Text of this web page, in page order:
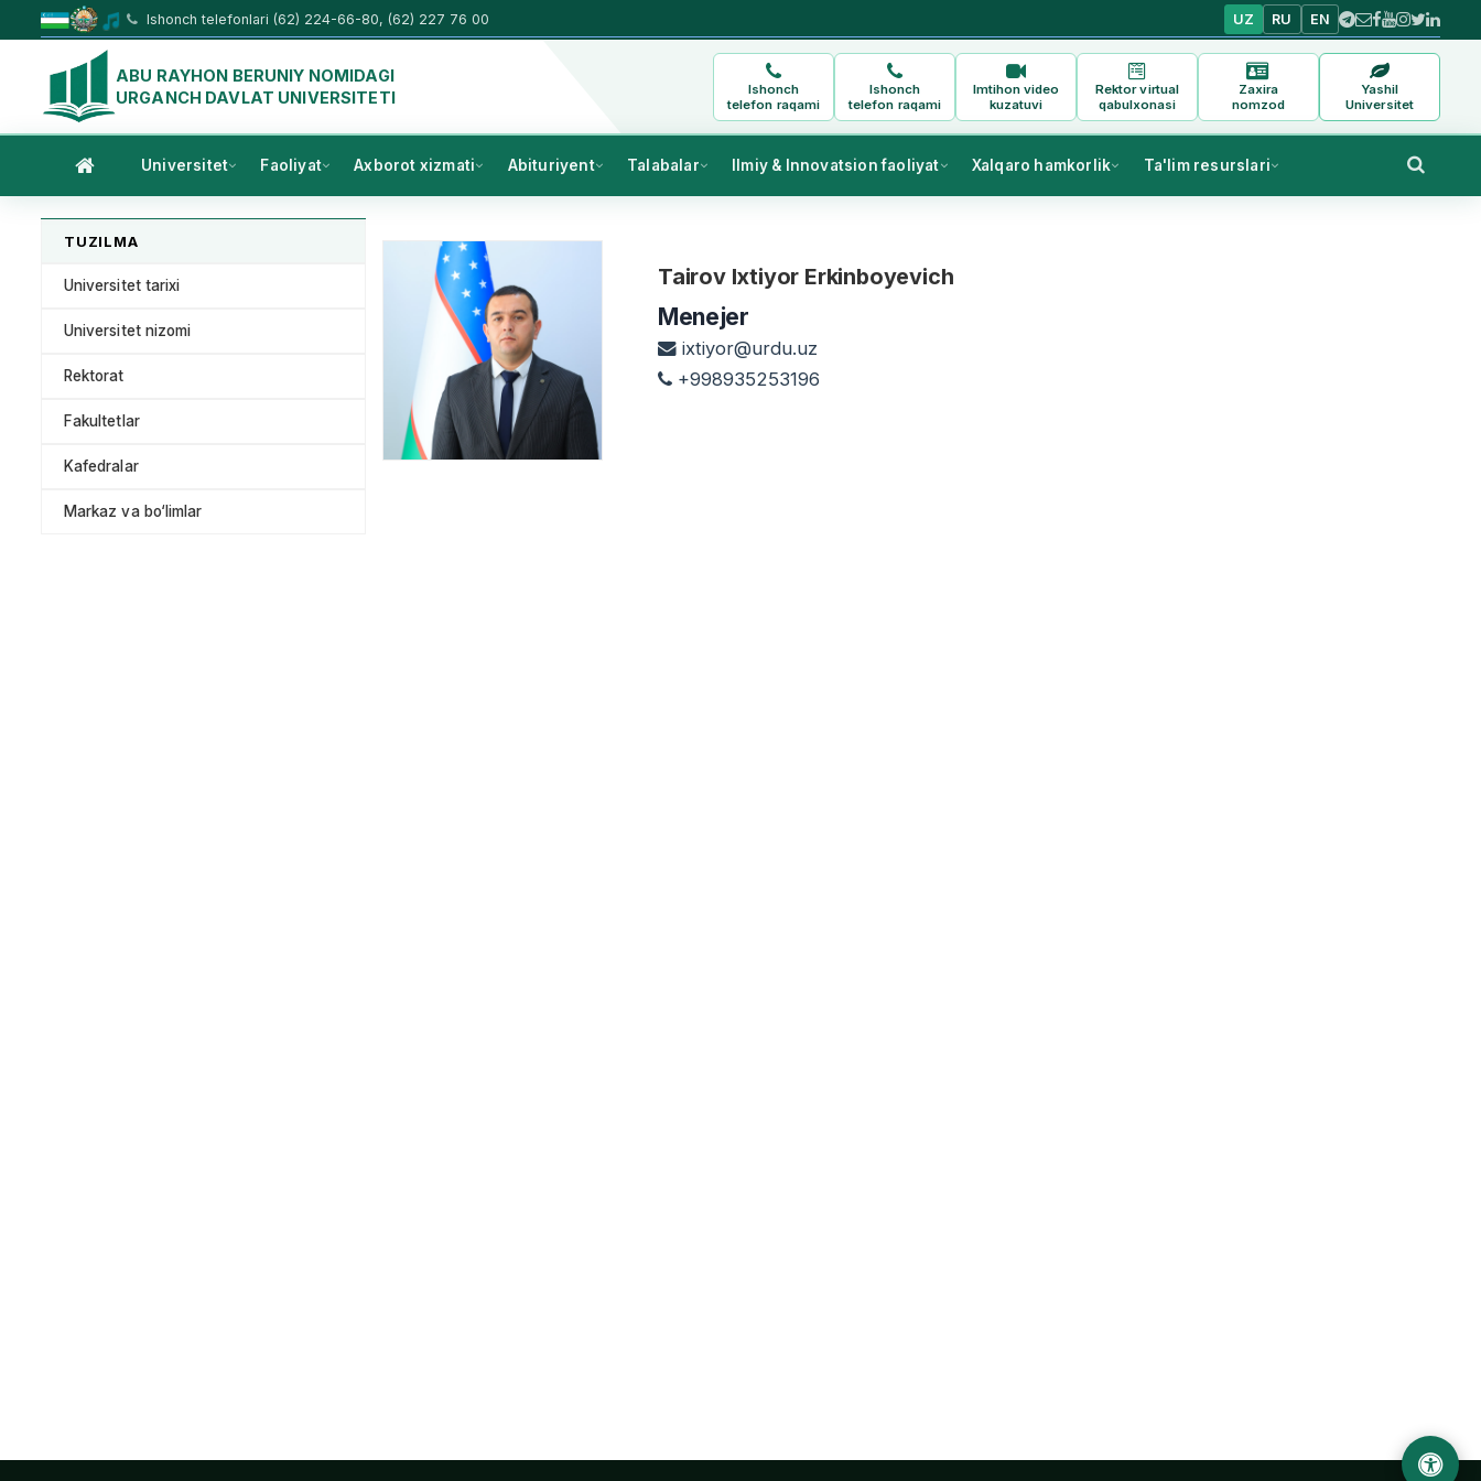
Ishonch telefonlari (62) 224-66-80, (62) 227 76 00 UZ RU EN
ABU RAYHON BERUNIY NOMIDAGI
URGANCH DAVLAT UNIVERSITETI
Ishonch
telefon raqami
Ishonch
telefon raqami
Imtihon video
kuzatuvi
Rektor virtual
qabulxonasi
Zaxira
nomzod
Yashil
Universitet
Universitet Faoliyat Axborot xizmati Abituriyent Talabalar Ilmiy & Innovatsion faoliyat Xalqaro hamkorlik Ta'lim resurslari
TUZILMA
Universitet tarixi
Universitet nizomi
Rektorat
Fakultetlar
Kafedralar
Markaz va bo‘limlar
Tairov Ixtiyor Erkinboyevich
Menejer
ixtiyor@urdu.uz
+998935253196